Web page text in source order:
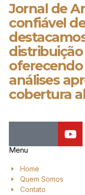
Jornal de
confiável
oferecendo
análises
cobertura
Menu
Home
Quem Somos
Contato